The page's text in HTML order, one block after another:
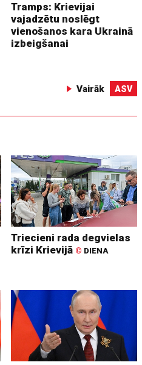
Tramps: Krievijai
vajadzētu noslēgt
vienošanos kara Ukrainā
izbeigšanai
Vairāk ASV
Triecieni rada degvielas
krīzi Krievijā © DIENA